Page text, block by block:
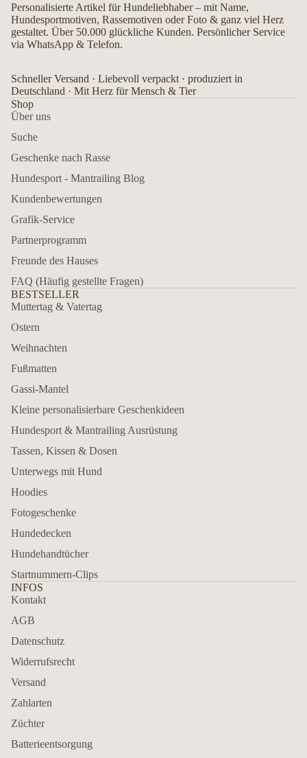
Personalisierte Artikel für Hundeliebhaber – mit Name,
Hundesportmotiven, Rassemotiven oder Foto & ganz viel Herz
gestaltet. Über 50.000 glückliche Kunden. Persönlicher Service
via WhatsApp & Telefon.
Schneller Versand · Liebevoll verpackt · produziert in
Deutschland · Mit Herz für Mensch & Tier
Shop
Über uns
Suche
Geschenke nach Rasse
Hundesport - Mantrailing Blog
Kundenbewertungen
Grafik-Service
Partnerprogramm
Freunde des Hauses
FAQ (Häufig gestellte Fragen)
BESTSELLER
Muttertag & Vatertag
Ostern
Weihnachten
Fußmatten
Gassi-Mantel
Kleine personalisierbare Geschenkideen
Hundesport & Mantrailing Ausrüstung
Tassen, Kissen & Dosen
Unterwegs mit Hund
Hoodies
Fotogeschenke
Hundedecken
Hundehandtücher
Startnummern-Clips
INFOS
Kontakt
AGB
Datenschutz
Widerrufsrecht
Versand
Zahlarten
Züchter
Batterieentsorgung